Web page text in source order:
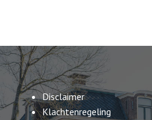
Disclaimer
Klachtenregeling